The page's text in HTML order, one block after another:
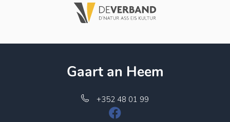
Gaart an Heem
+352 48 01 99